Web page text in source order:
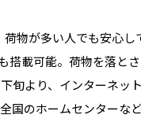
物が多い人でも安心
搭載可能。荷物を落と
旬より、インターネッ
国のホームセンターな